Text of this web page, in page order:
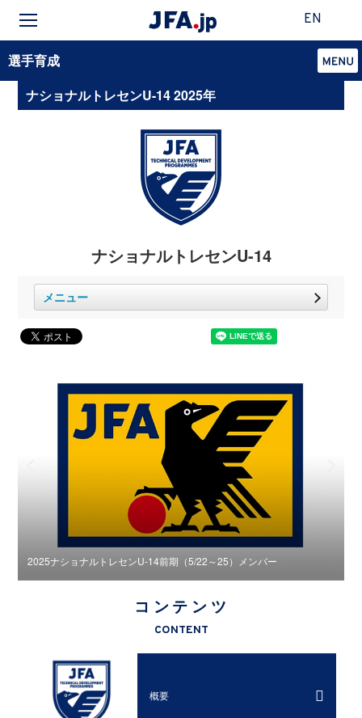
EN
選手育成
ナショナルトレセンU-14 2025年
ナショナルトレセンU-14
メニュー
2025ナショナルトレセンU-14前期（5/22～25）メンバー
コンテンツ
CONTENT
概要